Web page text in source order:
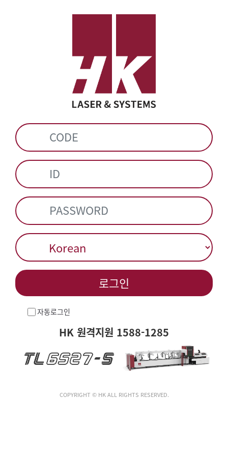
로그인
자동로그인
HK 원격지원 1588-1285
COPYRIGHT © HK ALL RIGHTS RESERVED.